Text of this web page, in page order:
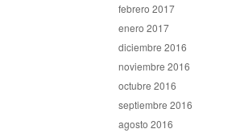
febrero 2017
enero 2017
diciembre 2016
noviembre 2016
octubre 2016
septiembre 2016
agosto 2016